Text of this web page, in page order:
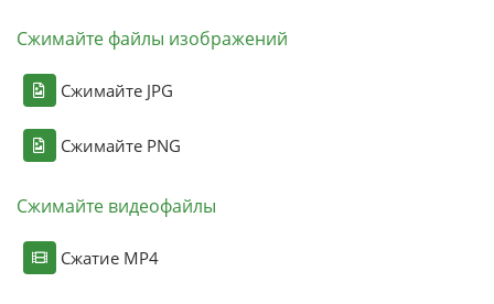
Сжимайте файлы изображений
Сжимайте JPG
Сжимайте PNG
Сжимайте видеофайлы
Сжатие MP4